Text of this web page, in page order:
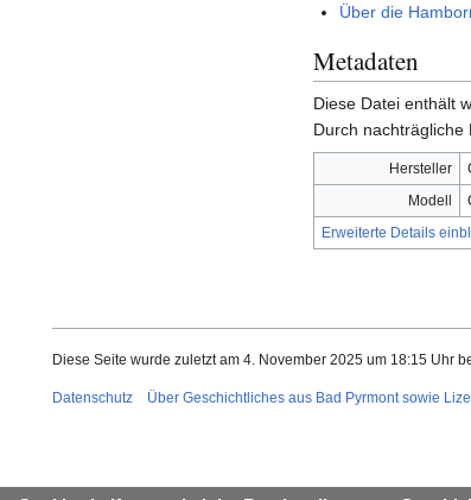
Über die
Metadaten
Diese Datei enthält
Durch nachträgliche
Hersteller
Modell
Erweiterte Details
Diese Seite wurde zuletzt am 4. November 2025 um 18:15 Uhr
Datenschutz Über Geschichtliches aus Bad Pyrmont sowie